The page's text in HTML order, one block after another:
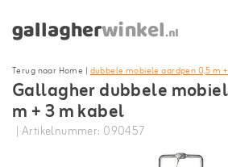
Terug naar Home |dubbele mobiele aardpen 0,5 m
Gallagher dubbele
m + 3 m kabel
| Artikelnummer: 090457